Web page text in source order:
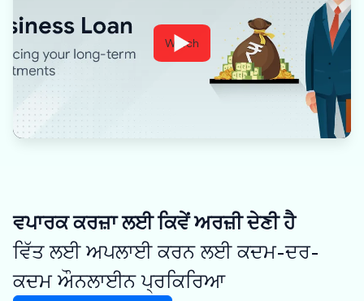
Watch
ਵਪਾਰਕ ਕਰਜ਼ਾ ਲਈ ਕਿਵੇਂ ਅਰਜ਼ੀ ਦੇਣੀ ਹੈ
ਵਿੱਤ ਲਈ ਅਪਲਾਈ ਕਰਨ ਲਈ ਕਦਮ-ਦਰ-
ਕਦਮ ਔਨਲਾਈਨ ਪ੍ਰਕਿਰਿਆ